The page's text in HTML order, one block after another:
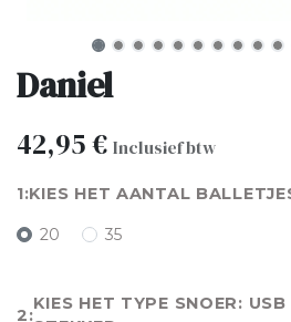
Daniel
42,95€ Inclusief btw
KIES HET AANTAL
20 35
KIES HET TYPE SNOER: